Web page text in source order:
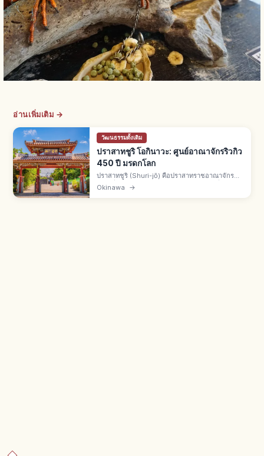
อ่านเพิ่มเติม →
วัฒนธรรมดั้งเดิม
ปราสาทชูริ โอกินาวะ: ศูนย์อาณาจักรริวกิว
450 ปี มรดกโลก
ปราสาทชูริ (Shuri-jō) คือปราสาทราชอาณาจักร
ริวกิวที่นาฮะ จ.โอกินาวะ สร้างราวศตวรรษที่ 14
Okinawa →